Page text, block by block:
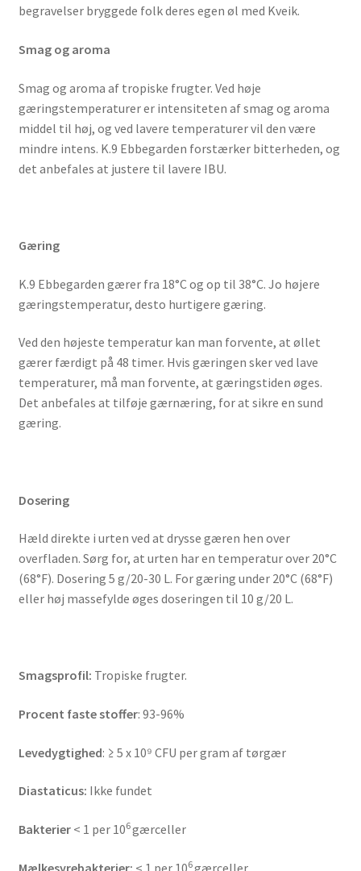
begravelser bryggede folk deres egen øl med Kveik.
Smag og aroma
Smag og aroma af tropiske frugter. Ved høje
gæringstemperaturer er intensiteten af smag og aroma
middel til høj, og ved lavere temperaturer vil den være
mindre intens. K.9 Ebbegarden forstærker bitterheden, og
det anbefales at justere til lavere IBU.
Gæring
K.9 Ebbegarden gærer fra 18°C og op til 38°C. Jo højere
gæringstemperatur, desto hurtigere gæring.
Ved den højeste temperatur kan man forvente, at øllet
gærer færdigt på 48 timer. Hvis gæringen sker ved lave
temperaturer, må man forvente, at gæringstiden øges.
Det anbefales at tilføje gærnæring, for at sikre en sund
gæring.
Dosering
Hæld direkte i urten ved at drysse gæren hen over
overfladen. Sørg for, at urten har en temperatur over 20°C
(68°F). Dosering 5 g/20-30 L. For gæring under 20°C (68°F)
eller høj massefylde øges doseringen til 10 g/20 L.
Smagsprofil: Tropiske frugter.
Procent faste stoffer: 93-96%
Levedygtighed: ≥ 5 x 10⁹ CFU per gram af tørgær
Diastaticus: Ikke fundet
Bakterier< 1 per 106gærceller
Mælkesyrebakterier: < 1 per 106gærceller